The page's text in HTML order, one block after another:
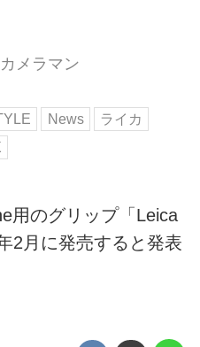
メラマン
News
ライカ
用のグリップ「Leica
2月に発売すると発表